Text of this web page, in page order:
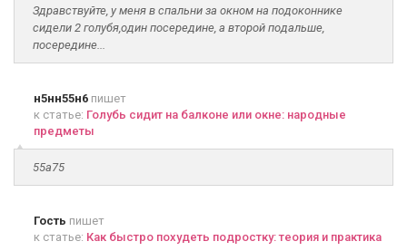
Здравствуйте, у меня в спальни за окном на подоконнике
сидели 2 голубя,один посередине, а второй подальше,
посередине...
н5нн55н6 пишет
к статье: Голубь сидит на балконе или окне: народные
предметы
55а75
Гость пишет
к статье: Как быстро похудеть подростку: теория и практика